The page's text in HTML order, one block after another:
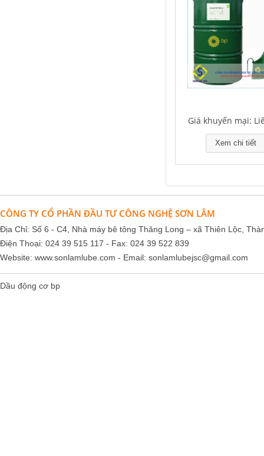
Giá khuyến mại:
Xem chi tiết
lượng cao – Green color long
period anti-rust agent
Giá khuyến mại: Liên hệ
CÔNG TY CỔ PHẦN ĐẦU TƯ CÔNG NGHỆ SƠN LÂM
Địa Chỉ: Số 6 - C4, Nhà máy bê tông Thăng Long – xã Thiên Lộc,
Điện Thoại: 024 39 515 117 - Fax: 024 39 522 839
Website: www.sonlamlube.com - Email: sonlamlubejsc@gmail.com
Dầu động cơ bp